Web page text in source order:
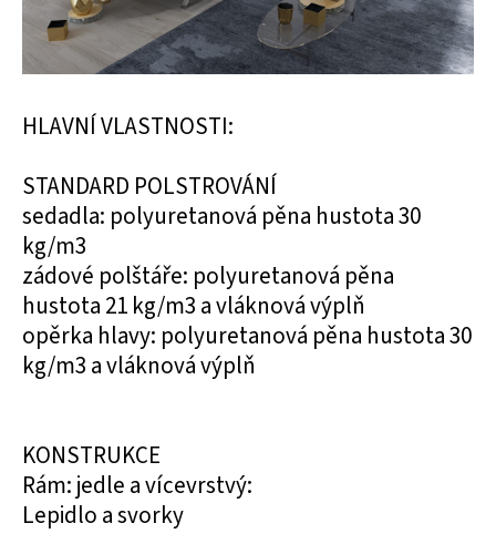
HLAVNÍ VLASTNOSTI:
STANDARD POLSTROVÁNÍ
sedadla: polyuretanová pěna hustota 30
kg/m3
zádové polštáře: polyuretanová pěna
hustota 21 kg/m3 a vláknová výplň
opěrka hlavy: polyuretanová pěna hustota 30
kg/m3 a vláknová výplň
KONSTRUKCE
Rám: jedle a vícevrstvý:
Lepidlo a svorky